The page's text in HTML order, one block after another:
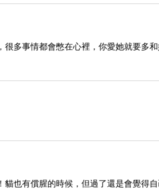
很多事情都會憋在心裡，你愛她就要多
也有償腥的時候，但過了還是會覺得